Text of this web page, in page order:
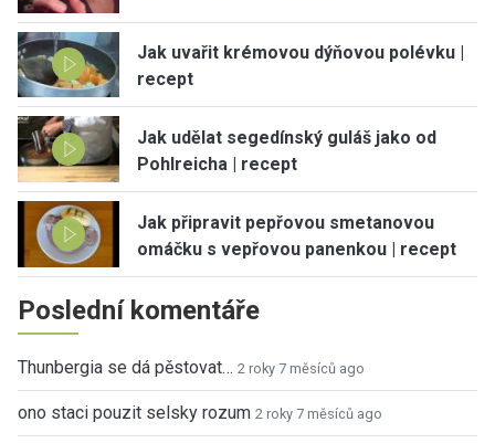
Jak uvařit krémovou dýňovou polévku |
recept
Jak udělat segedínský guláš jako od
Pohlreicha | recept
Jak připravit pepřovou smetanovou
omáčku s vepřovou panenkou | recept
Poslední komentáře
Thunbergia se dá pěstovat… 2 roky 7 měsíců ago
ono staci pouzit selsky rozum 2 roky 7 měsíců ago